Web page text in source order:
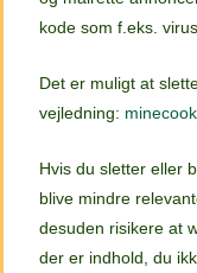
kode som f.eks. virus.
Det er muligt at
vejledning:
Hvis du sletter eller
blive mindre
desuden risikere at
der er indhold, du